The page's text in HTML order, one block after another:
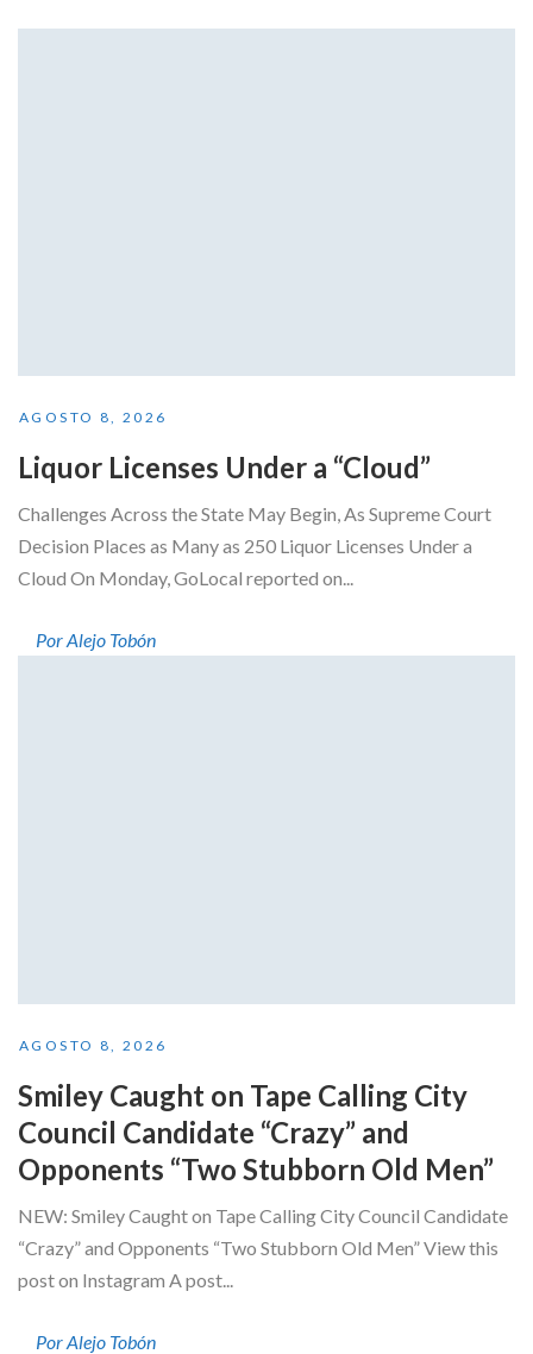
AGOSTO 8, 2026
Liquor Licenses Under a “Cloud”
Challenges Across the State May Begin, As Supreme Court
Decision Places as Many as 250 Liquor Licenses Under a
Cloud On Monday, GoLocal reported on...
Por Alejo Tobón
AGOSTO 8, 2026
Smiley Caught on Tape Calling City
Council Candidate “Crazy” and
Opponents “Two Stubborn Old Men”
NEW: Smiley Caught on Tape Calling City Council Candidate
“Crazy” and Opponents “Two Stubborn Old Men” View this
post on Instagram A post...
Por Alejo Tobón